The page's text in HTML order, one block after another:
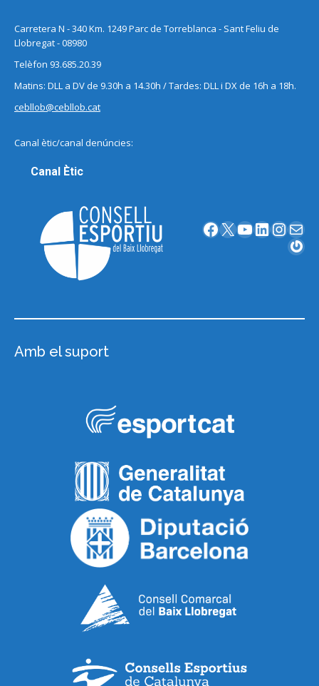
Carretera N - 340 Km. 1249 Parc de Torreblanca - Sant Feliu de
Llobregat - 08980
Telèfon 93.685.20.39
Matins: DLL a DV de 9.30h a 14.30h / Tardes: DLL i DX de 16h a 18h.
cebllob@cebllob.cat
Canal ètic/canal denúncies:
Canal Ètic
Facebook X YouTube LinkedIn InstagramCorreu electrònic
Gravatar
Amb el suport